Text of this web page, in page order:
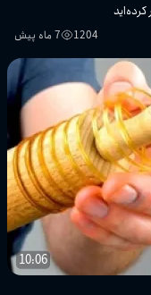
1204 7 ماه پیش
10:06